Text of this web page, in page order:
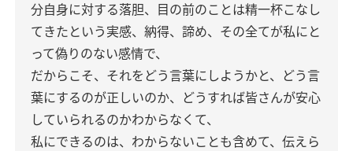
分自身に対する落胆、目の前のことは精一杯こなし
てきたという実感、納得、諦め、その全てが私にと
って偽りのない感情で、
だからこそ、それをどう言葉にしようかと、どう言
葉にするのが正しいのか、どうすれば皆さんが安心
していられるのかわからなくて、
私にできるのは、わからないことも含めて、伝えら